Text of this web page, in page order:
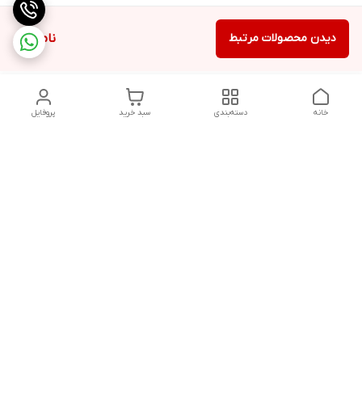
ناموجود دیدن محصولات مرتبط
پروفایل سبد خرید دسته‌بندی خانه